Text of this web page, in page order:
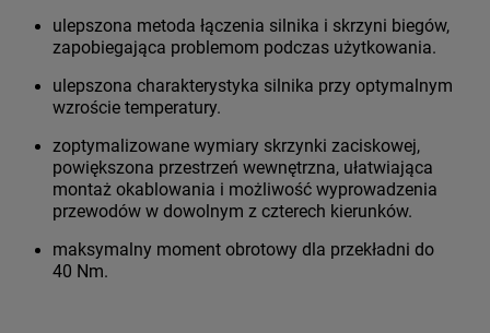
ulepszona metoda łączenia silnika i skrzyni biegów,
zapobiegająca problemom podczas użytkowania.
ulepszona charakterystyka silnika przy optymalnym
wzroście temperatury.
zoptymalizowane wymiary skrzynki zaciskowej,
powiększona przestrzeń wewnętrzna, ułatwiająca
montaż okablowania i możliwość wyprowadzenia
przewodów w dowolnym z czterech kierunków.
maksymalny moment obrotowy dla przekładni do
40 Nm.